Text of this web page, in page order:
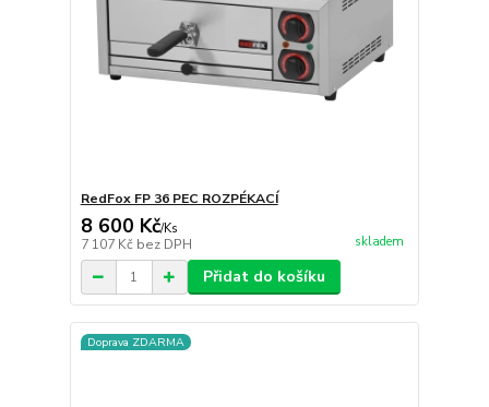
RedFox FP 36 PEC ROZPÉKACÍ
8 600 Kč/Ks
7 107 Kč bez DPH skladem
Přidat do košíku
Doprava ZDARMA